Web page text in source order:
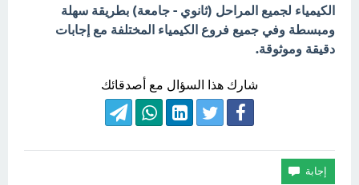
الكيمياء لجميع المراحل (ثانوي - جامعة) بطريقة سهلة
ومبسطة وفي جميع فروع الكيمياء المختلفة مع إجابات
دقيقة وموثوقة.
شارك هذا السؤال مع أصدقائك